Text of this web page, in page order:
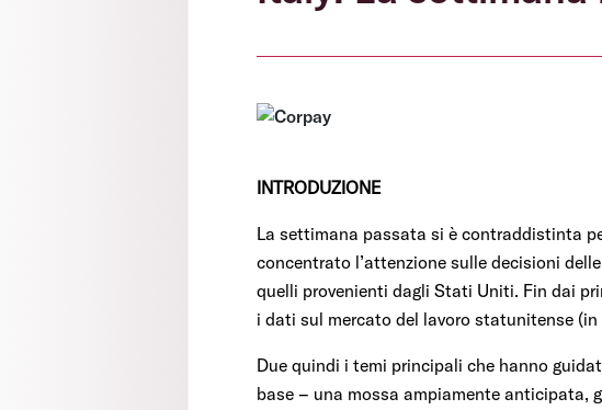
INTRODUZIONE
La settimana passata si è contraddistinta
concentrato l’attenzione sulle decisioni
quelli provenienti dagli Stati Uniti. Fin dai
i dati sul mercato del lavoro statunitense
Due quindi i temi principali che hanno
base – una mossa ampiamente anticipata,